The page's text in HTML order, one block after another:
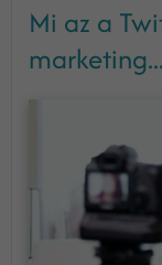
Mi az a
marketing...